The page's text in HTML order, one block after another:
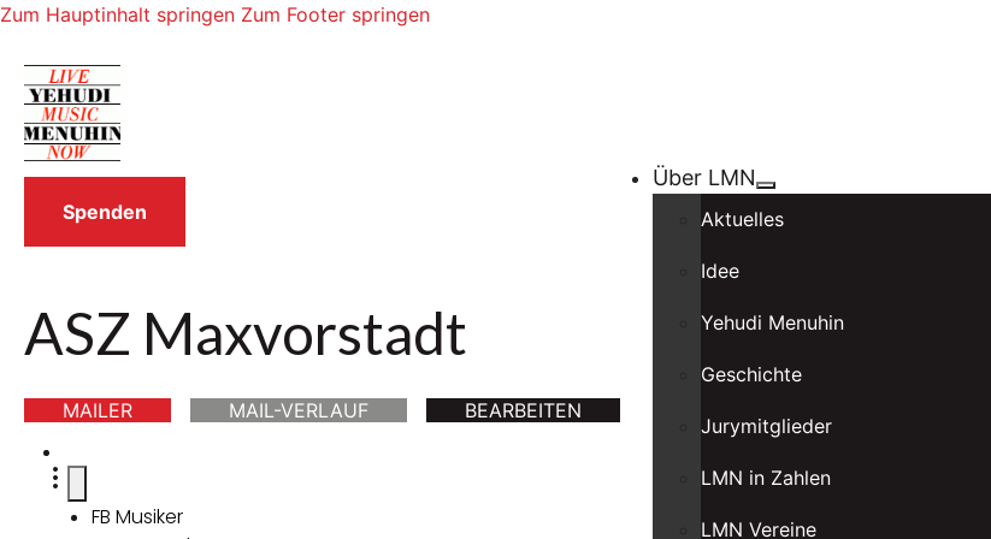
Zum Hauptinhalt springen Zum Footer springen
Über LMN
Aktuelles
Idee
Yehudi Menuhin
Geschichte
Jurymitglieder
LMN in Zahlen
LMN Vereine
Spenden
ASZ Maxvorstadt
MAILER MAIL-VERLAUF BEARBEITEN
FB Musiker